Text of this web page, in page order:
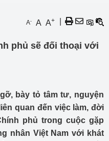
A- A A+
phủ sẽ đối thoại với
bày tỏ tâm tư, nguyện
quan đến việc làm, đời
phủ trong cuộc gặp
nhân Việt Nam với khát